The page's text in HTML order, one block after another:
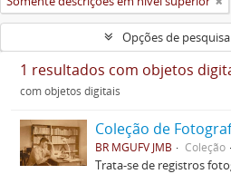
Opções de
1 resultados com objetos
com objetos digitais
BR MGUFV JMB Coleção
Trata-se de registros